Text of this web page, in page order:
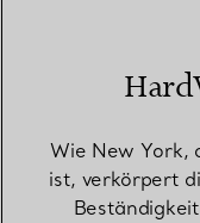
Wie New York,
ist, verkörpert